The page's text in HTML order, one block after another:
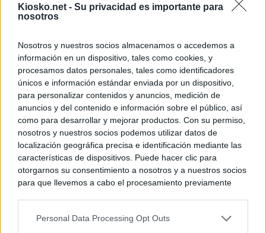
Kiosko.net - Su privacidad es importante para
nosotros
Nosotros y nuestros socios almacenamos o accedemos a
información en un dispositivo, tales como cookies, y
procesamos datos personales, tales como identificadores
únicos e información estándar enviada por un dispositivo,
para personalizar contenidos y anuncios, medición de
anuncios y del contenido e información sobre el público, así
como para desarrollar y mejorar productos. Con su permiso,
nosotros y nuestros socios podemos utilizar datos de
localización geográfica precisa e identificación mediante las
características de dispositivos. Puede hacer clic para
otorgarnos su consentimiento a nosotros y a nuestros socios
para que llevemos a cabo el procesamiento previamente
negar su consentimiento. Tenga en cuenta que algún
Personal Data Processing Opt Outs